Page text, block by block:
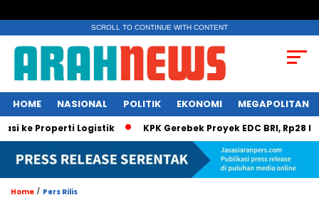
SCROLL TO CONTINUE WITH CONTENT
HOME NASIONAL POLITIK EKONOMI MEGAPOLITAN
Properti Logistik KPK Gerebek Proyek EDC BRI, Rp28 Miliar
Home / Pers Rilis